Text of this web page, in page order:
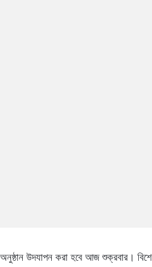
অনুষ্ঠান উদযাপন করা হবে আজ শুক্রবার।